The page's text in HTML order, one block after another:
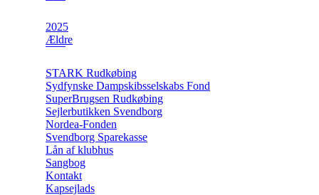
2025
Ældre
STARK Rudkøbing
Sydfynske Dampskibsselskabs Fond
SuperBrugsen Rudkøbing
Sejlerbutikken Svendborg
Nordea-Fonden
Svendborg Sparekasse
Lån af klubhus
Sangbog
Kontakt
Kapsejlads